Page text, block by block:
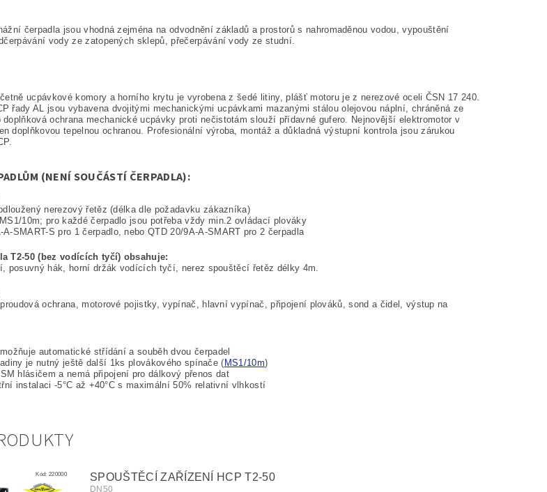
čerpadla jsou vhodná zejména na odvodnění základů a prostorů s nahromaděnou vodou, vypouštění
vody ze zatopených sklepů, přečerpávání vody ze studní.
ucpávkové komory a horního krytu je vyrobena z šedé litiny, plášť motoru je z nerezové oceli ČSN 17 240.
řady AL jsou vybavena dvojitými mechanickými ucpávkami mazanými stálou olejovou náplní, chráněná ze
ochrana mechanické ucpávky proti nečistotám slouží přídavné gufero. Nejnovější elektromotor v
doplňkovou tepelnou ochranou. Profesionální výroba, montáž a důkladná výstupní kontrola jsou zárukou
(NENÍ SOUČÁSTÍ ČERPADLA):
nerezový řetěz (délka dle požadavku zákazníka)
10m; pro každé čerpadlo jsou potřeba vždy min.2 ovládací plováky
SMART-S pro 1 čerpadlo, nebo QTD 20/9A-A-SMART pro 2 čerpadla
T2-50 (bez vodících tyčí) obsahuje:
posuvný hák, horní držák vodících tyčí, nerez spouštěcí řetěz délky 4m.
ochrana, motorové pojistky, vypínač, hlavní vypínač, připojení plováků, sond a čidel, výstup na
automatické střídání a souběh dvou čerpadel
je nutný ještě další 1ks plovákového spínače ( MS1/10m)
hlásičem a nemá připojení pro dálkový přenos dat
instalaci -5°C až +40°C s maximální 50% relativní vlhkostí
Kód: 220000 SPOUŠTĚCÍ ZAŘÍZENÍ HCP T2-50
DN50